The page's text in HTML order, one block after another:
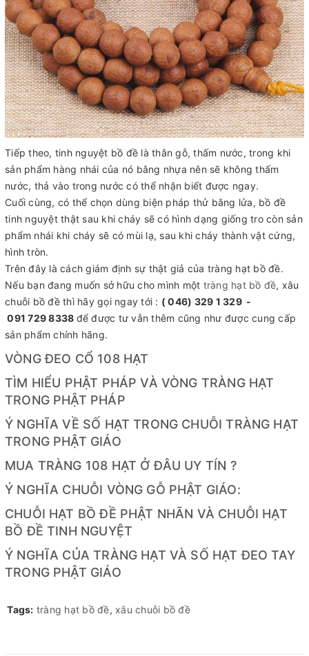
Tiếp theo, tinh nguyệt bồ đề là thân gỗ, thấm nước, trong khi
sản phẩm hàng nhái của nó bằng nhựa nên sẽ không thấm
nước, thả vào trong nước có thể nhận biết được ngay.
Cuối cùng, có thể chọn dùng biện pháp thử bằng lửa, bồ đề
tinh nguyệt thật sau khi cháy sẽ có hình dạng giống tro còn sản
phẩm nhái khi cháy sẽ có mùi lạ, sau khi cháy thành vật cứng,
hình tròn.
Trên đây là cách giám định sự thật giả của tràng hạt bồ đề.
Nếu bạn đang muốn sở hữu cho mình một tràng hạt bồ đề, xâu
chuỗi bồ đề thì hãy gọi ngay tới : ( 046) 329 1 329 -
091 729 8338 để được tư vẫn thêm cũng như được cung cấp
sản phẩm chính hãng.
VÒNG ĐEO CỔ 108 HẠT
TÌM HIỂU PHẬT PHÁP VÀ VÒNG TRÀNG HẠT
TRONG PHẬT PHÁP
Ý NGHĨA VỀ SỐ HẠT TRONG CHUỖI TRÀNG HẠT
TRONG PHẬT GIÁO
MUA TRÀNG 108 HẠT Ở ĐÂU UY TÍN ?
Ý NGHĨA CHUỖI VÒNG GỖ PHẬT GIÁO:
CHUỖI HẠT BỒ ĐỀ PHẬT NHÃN VÀ CHUỖI HẠT
BỒ ĐỀ TINH NGUYỆT
Ý NGHĨA CỦA TRÀNG HẠT VÀ SỐ HẠT ĐEO TAY
TRONG PHẬT GIÁO
Tags: tràng hạt bồ đề, xâu chuỗi bồ đề